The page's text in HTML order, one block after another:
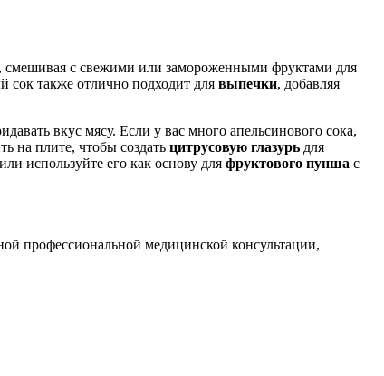
, смешивая с свежими или замороженными фруктами для
сок также отлично подходит для выпечки, добавляя
вкус мясу. Если у вас много апельсинового сока,
на плите, чтобы создать цитрусовую глазурь для
используйте его как основу для фруктового пунша с
профессиональной медицинской консультации,